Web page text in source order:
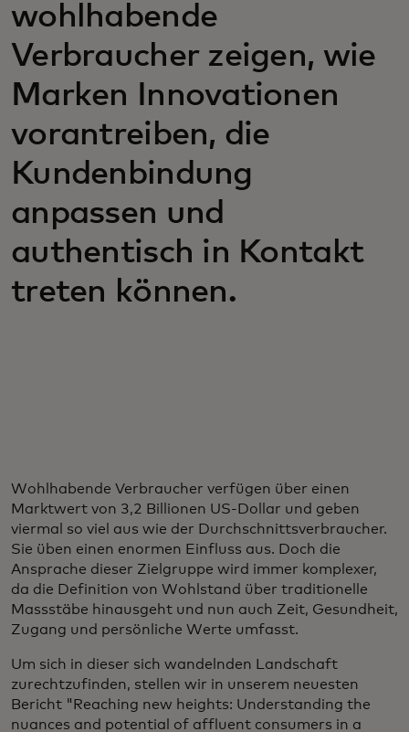
wohlhabende
Verbraucher zeigen, wie
Marken Innovationen
vorantreiben, die
Kundenbindung
anpassen und
authentisch in Kontakt
treten können.
Wohlhabende Verbraucher verfügen über einen
Marktwert von 3,2 Billionen US-Dollar und geben
viermal so viel aus wie der Durchschnittsverbraucher.
Sie üben einen enormen Einfluss aus. Doch die
Ansprache dieser Zielgruppe wird immer komplexer,
da die Definition von Wohlstand über traditionelle
Massstäbe hinausgeht und nun auch Zeit, Gesundheit,
Zugang und persönliche Werte umfasst.
Um sich in dieser sich wandelnden Landschaft
zurechtzufinden, stellen wir in unserem neuesten
Bericht "Reaching new heights: Understanding the
nuances and potential of affluent consumers in a